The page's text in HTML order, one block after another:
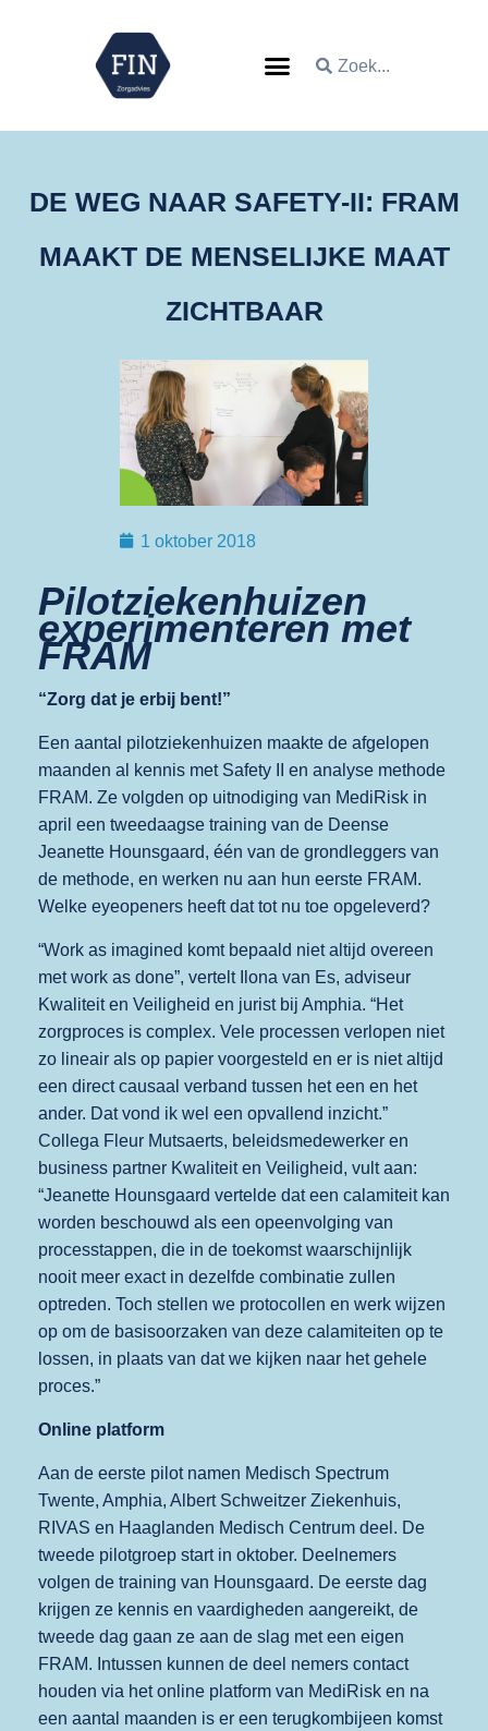
DE WEG NAAR SAFETY-II: FRAM
MAAKT DE MENSELIJKE MAAT
ZICHTBAAR
1 oktober 2018
Pilotziekenhuizen
experimenteren met
FRAM
“Zorg dat je erbij bent!”
Een aantal pilotziekenhuizen maakte de afgelopen
maanden al kennis met Safety II en analyse methode
FRAM. Ze volgden op uitnodiging van MediRisk in
april een tweedaagse training van de Deense
Jeanette Hounsgaard, één van de grondleggers van
de methode, en werken nu aan hun eerste FRAM.
Welke eyeopeners heeft dat tot nu toe opgeleverd?
“Work as imagined komt bepaald niet altijd overeen
met work as done”, vertelt Ilona van Es, adviseur
Kwaliteit en Veiligheid en jurist bij Amphia. “Het
zorgproces is complex. Vele processen verlopen niet
zo lineair als op papier voorgesteld en er is niet altijd
een direct causaal verband tussen het een en het
ander. Dat vond ik wel een opvallend inzicht.”
Collega Fleur Mutsaerts, beleidsmedewerker en
business partner Kwaliteit en Veiligheid, vult aan:
“Jeanette Hounsgaard vertelde dat een calamiteit kan
worden beschouwd als een opeenvolging van
processtappen, die in de toekomst waarschijnlijk
nooit meer exact in dezelfde combinatie zullen
optreden. Toch stellen we protocollen en werk wijzen
op om de basisoorzaken van deze calamiteiten op te
lossen, in plaats van dat we kijken naar het gehele
proces.”
Online platform
Aan de eerste pilot namen Medisch Spectrum
Twente, Amphia, Albert Schweitzer Ziekenhuis,
RIVAS en Haaglanden Medisch Centrum deel. De
tweede pilotgroep start in oktober. Deelnemers
volgen de training van Hounsgaard. De eerste dag
krijgen ze kennis en vaardigheden aangereikt, de
tweede dag gaan ze aan de slag met een eigen
FRAM. Intussen kunnen de deel nemers contact
houden via het online platform van MediRisk en na
een aantal maanden is er een terugkombijeen komst